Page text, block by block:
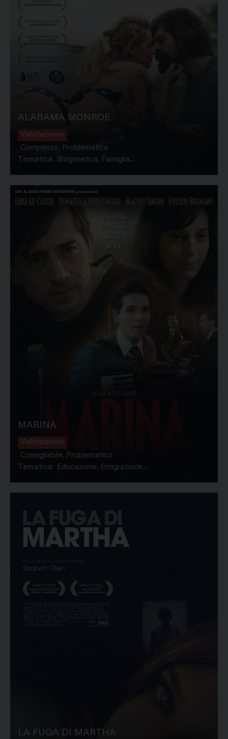
ALABAMA MONROE
Valutazione
Complesso, Problematico
Tematica: Biogenetica, Famiglia...
MARINA
Valutazione
Consigliabile, Problematico
Tematica: Educazione, Emigrazione...
LA FUGA DI MARTHA